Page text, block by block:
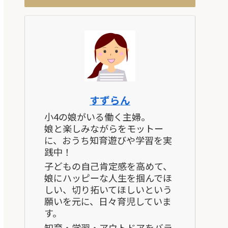
すずらん
小4の娘がいる働く主婦。
娘と楽しみながらをモットー
に、おうち知育遊びや学習を実
践中！
子どもの自己肯定感を高めて、
娘にハッピーな人生を掴んでほ
しい、切り拓いてほしいという
願いを元に、日々育児していま
す。